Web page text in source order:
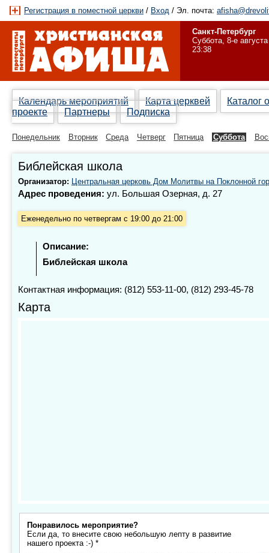
Регистрация в поместной церкви / Вход / Эл. почта:
Санкт-Петербург
Суббота, 8-е августа
23:38
Календарь мероприятий Карта церквей
Каталог
проекте
Партнеры Подписка
Понедельник Вторник Среда Четверг Пятница Суббота
Библейская школа
Организатор: Центральная церковь Дом Молитвы на Поклонной
Адрес проведения: ул. Большая Озерная, д. 27
Еженедельно по четвергам с 19:00 до 21:00
Описание:
Библейская школа
Контактная информация: (812) 553-11-00, (812) 293-45-78
Карта
Понравилось мероприятие?
Если да, то внесите свою небольшую лепту в развитие
нашего проекта :-) *